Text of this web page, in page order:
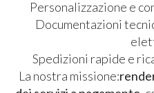
Personalizzazione e
Documentazioni
Spedizioni rapide e
La nostra missione: